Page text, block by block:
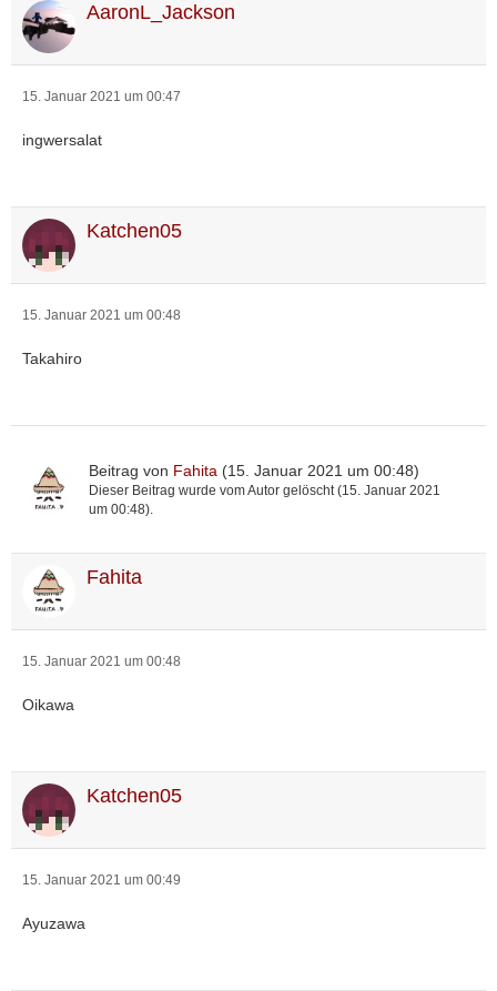
AaronL_Jackson
15. Januar 2021 um 00:47
ingwersalat
Katchen05
15. Januar 2021 um 00:48
Takahiro
Beitrag von Fahita (15. Januar 2021 um 00:48)
Dieser Beitrag wurde vom Autor gelöscht (15. Januar 2021
um 00:48).
Fahita
15. Januar 2021 um 00:48
Oikawa
Katchen05
15. Januar 2021 um 00:49
Ayuzawa